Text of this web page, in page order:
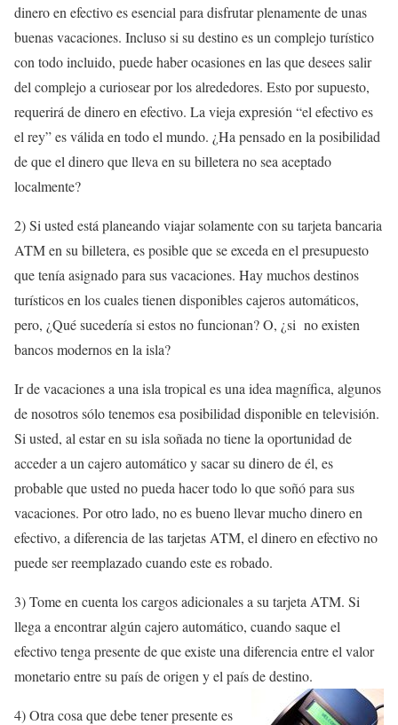
dinero en efectivo es esencial para disfrutar plenamente de unas
buenas vacaciones. Incluso si su destino es un complejo turístico
con todo incluido, puede haber ocasiones en las que desees salir
del complejo a curiosear por los alrededores. Esto por supuesto,
requerirá de dinero en efectivo. La vieja expresión “el efectivo es
el rey” es válida en todo el mundo. ¿Ha pensado en la posibilidad
de que el dinero que lleva en su billetera no sea aceptado
localmente?
2) Si usted está planeando viajar solamente con su tarjeta bancaria
ATM en su billetera, es posible que se exceda en el presupuesto
que tenía asignado para sus vacaciones. Hay muchos destinos
turísticos en los cuales tienen disponibles cajeros automáticos,
pero, ¿Qué sucedería si estos no funcionan? O, ¿si no existen
bancos modernos en la isla?
Ir de vacaciones a una isla tropical es una idea magnífica, algunos
de nosotros sólo tenemos esa posibilidad disponible en televisión.
Si usted, al estar en su isla soñada no tiene la oportunidad de
acceder a un cajero automático y sacar su dinero de él, es
probable que usted no pueda hacer todo lo que soñó para sus
vacaciones. Por otro lado, no es bueno llevar mucho dinero en
efectivo, a diferencia de las tarjetas ATM, el dinero en efectivo no
puede ser reemplazado cuando este es robado.
3) Tome en cuenta los cargos adicionales a su tarjeta ATM. Si
llega a encontrar algún cajero automático, cuando saque el
efectivo tenga presente de que existe una diferencia entre el valor
monetario entre su país de origen y el país de destino.
4) Otra cosa que debe tener presente es